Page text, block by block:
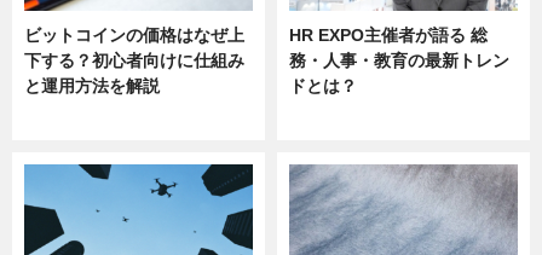
ビットコインの価格はなぜ上
下する？初心者向けに仕組み
と運用方法を解説
HR EXPO主催者が語る 総
務・人事・教育の最新トレン
ドとは？